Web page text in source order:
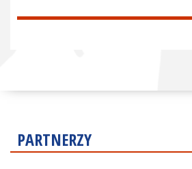
PARTNERZY